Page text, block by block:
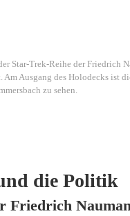
Star-Trek-Reihe der Friedrich
Ausgang des Holodecks ist
zu sehen.
die Politik
Friedrich